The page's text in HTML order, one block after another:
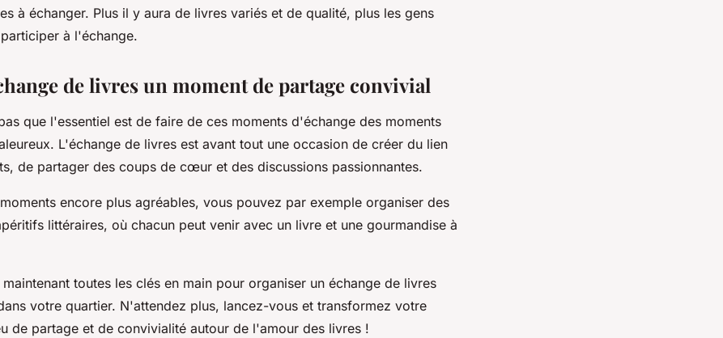
à échanger. Plus il y aura de livres variés et de qualité, plus les gens
à l'échange.
de livres un moment de partage convivial
que l'essentiel est de faire de ces moments d'échange des moments
L'échange de livres est avant tout une occasion de créer du lien
de partager des coups de cœur et des discussions passionnantes.
encore plus agréables, vous pouvez par exemple organiser des
littéraires, où chacun peut venir avec un livre et une gourmandise à
toutes les clés en main pour organiser un échange de livres
votre quartier. N'attendez plus, lancez-vous et transformez votre
de partage et de convivialité autour de l'amour des livres !